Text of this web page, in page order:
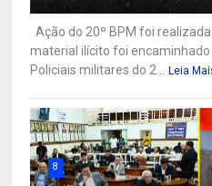
Ação do 20º BPM foi
material ilícito foi
Policiais militares do 2...
Leia
8